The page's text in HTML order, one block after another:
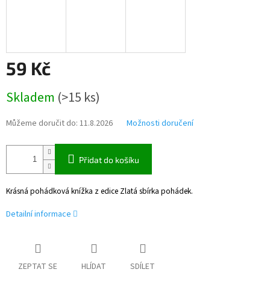
59 Kč
cena:
Skladem (>15 ks)
Můžeme doručit do: 11.8.2026 Možnosti doručení
Přidat do košíku
Krásná pohádková knížka z edice Zlatá sbírka pohádek.
Detailní informace
ZEPTAT SE HLÍDAT SDÍLET